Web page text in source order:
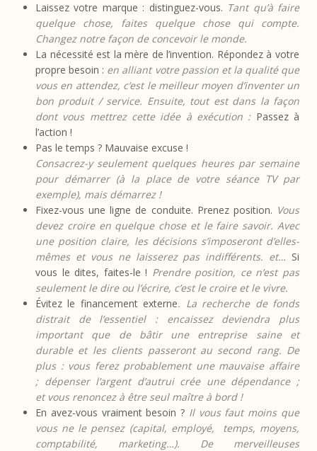
Laissez votre marque : distinguez-vous. Tant qu’à faire
quelque chose, faites quelque chose qui compte.
Changez notre façon de concevoir le monde.
La nécessité est la mère de l’invention. Répondez à votre
propre besoin : en alliant votre passion et la qualité que
vous en attendez, c’est le meilleur moyen d’inventer un
bon produit / service. Ensuite, tout est dans la façon
dont vous mettrez cette idée à exécution : Passez à
l’action !
Pas le temps ? Mauvaise excuse !
Consacrez-y seulement quelques heures par semaine
pour démarrer (à la place de votre séance TV par
exemple), mais démarrez !
Fixez-vous une ligne de conduite. Prenez position. Vous
devez croire en quelque chose et le faire savoir. Avec
une position claire, les décisions s’imposeront d’elles-
mêmes et vous ne laisserez pas indifférents. et… Si
vous le dites, faites-le ! Prendre position, ce n’est pas
seulement le dire ou l’écrire, c’est le croire et le vivre.
Évitez le financement externe. La recherche de fonds
distrait de l’essentiel : encaissez deviendra plus
important que de bâtir une entreprise saine et
durable et les clients passeront au second rang. De
plus : vous ferez probablement une mauvaise affaire
; dépenser l’argent d’autrui crée une dépendance ;
et vous renoncez à être seul maître à bord !
En avez-vous vraiment besoin ? Il vous faut moins que
vous ne le pensez (capital, employé, temps, moyens,
comptabilité, marketing…). De merveilleuses